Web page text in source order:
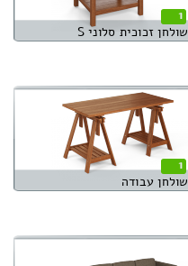
1
שולחן זכוכית סלוני S
1
שולחן עבודה